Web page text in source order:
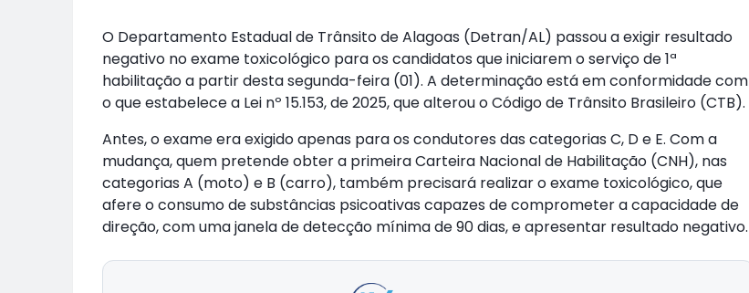
O Departamento Estadual de Trânsito de Alagoas (Detran/AL) passou a exigir resultado
negativo no exame toxicológico para os candidatos que iniciarem o serviço de 1ª
habilitação a partir desta segunda-feira (01). A determinação está em conformidade com
o que estabelece a Lei nº 15.153, de 2025, que alterou o Código de Trânsito Brasileiro (CTB).
Antes, o exame era exigido apenas para os condutores das categorias C, D e E. Com a
mudança, quem pretende obter a primeira Carteira Nacional de Habilitação (CNH), nas
categorias A (moto) e B (carro), também precisará realizar o exame toxicológico, que
afere o consumo de substâncias psicoativas capazes de comprometer a capacidade de
direção, com uma janela de detecção mínima de 90 dias, e apresentar resultado negativo.